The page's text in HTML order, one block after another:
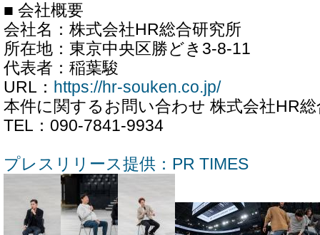
■ 会社概要
会社名：株式会社HR総合研究所
所在地：東京中央区勝どき3-8-11
代表者：稲葉駿
URL： https://hr-souken.co.jp/
本件に関するお問い合わせ 株式会社HR
TEL：090-7841-9934
プレスリリース提供：PR TIMES